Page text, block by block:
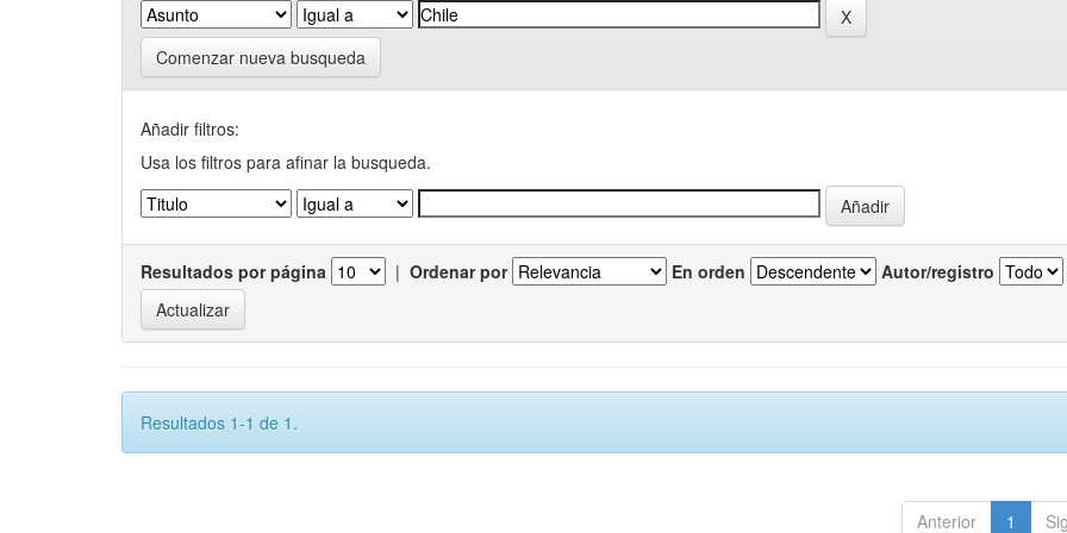
Comenzar nueva busqueda
Añadir filtros:
Usa los filtros para afinar la busqueda.
Resultados por página | Ordenar por En orden Autor/registro
Resultados 1-1 de 1.
Anterior 1